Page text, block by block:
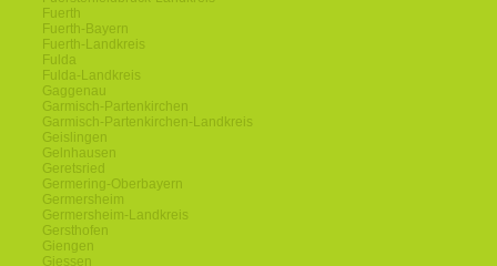
Fuerth
Fuerth-Bayern
Fuerth-Landkreis
Fulda
Fulda-Landkreis
Gaggenau
Garmisch-Partenkirchen
Garmisch-Partenkirchen-Landkreis
Geislingen
Gelnhausen
Geretsried
Germering-Oberbayern
Germersheim
Germersheim-Landkreis
Gersthofen
Giengen
Giessen